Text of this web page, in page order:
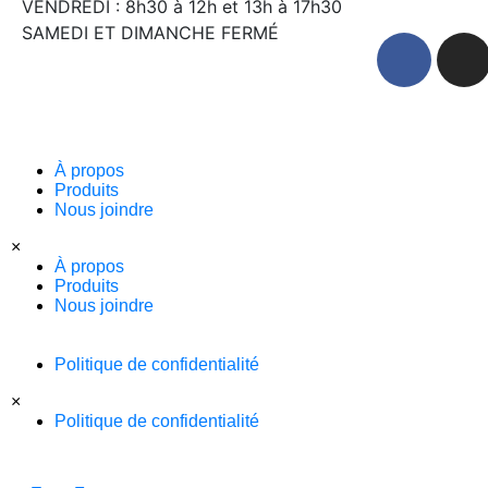
VENDREDI : 8h30 à 12h et 13h à 17h30
SAMEDI ET DIMANCHE FERMÉ
À propos
Produits
Nous joindre
×
À propos
Produits
Nous joindre
Politique de confidentialité
×
Politique de confidentialité